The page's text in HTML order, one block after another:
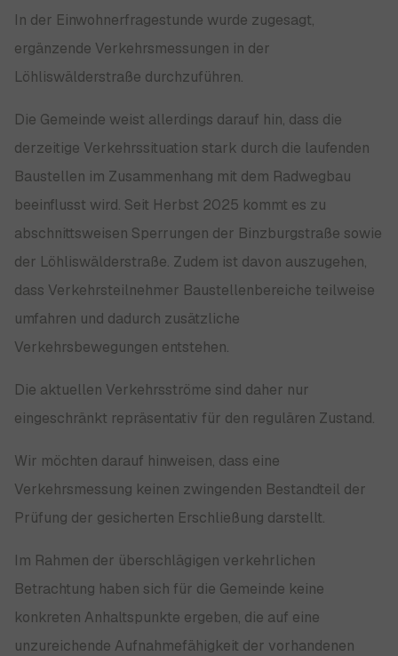
In der Einwohnerfragestunde wurde zugesagt,
ergänzende Verkehrsmessungen in der
Löhliswälderstraße durchzuführen.
Die Gemeinde weist allerdings darauf hin, dass die
derzeitige Verkehrssituation stark durch die laufenden
Baustellen im Zusammenhang mit dem Radwegbau
beeinflusst wird. Seit Herbst 2025 kommt es zu
abschnittsweisen Sperrungen der Binzburgstraße sowie
der Löhliswälderstraße. Zudem ist davon auszugehen,
dass Verkehrsteilnehmer Baustellenbereiche teilweise
umfahren und dadurch zusätzliche
Verkehrsbewegungen entstehen.
Die aktuellen Verkehrsströme sind daher nur
eingeschränkt repräsentativ für den regulären Zustand.
Wir möchten darauf hinweisen, dass eine
Verkehrsmessung keinen zwingenden Bestandteil der
Prüfung der gesicherten Erschließung darstellt.
Im Rahmen der überschlägigen verkehrlichen
Betrachtung haben sich für die Gemeinde keine
konkreten Anhaltspunkte ergeben, die auf eine
unzureichende Aufnahmefähigkeit der vorhandenen